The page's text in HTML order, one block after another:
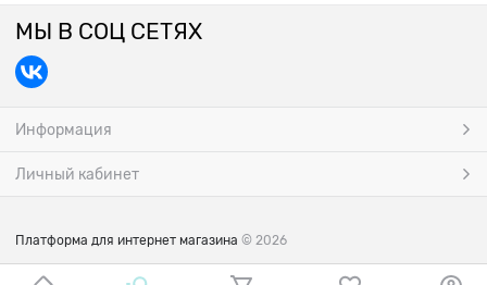
МЫ В СОЦ СЕТЯХ
Информация
Личный кабинет
Платформа для интернет магазина © 2026